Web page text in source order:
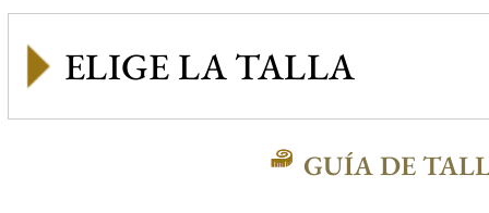
GUÍA DE